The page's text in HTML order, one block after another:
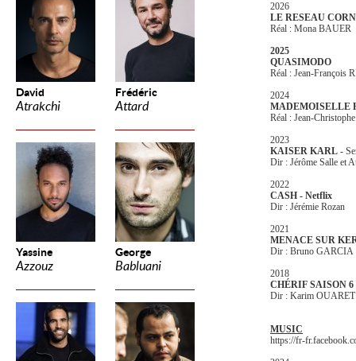
David
Atrakchi
Frédéric
Attard
Yassine
Azzouz
George
Babluani
2026
LE RESEAU
Réal : Mona BAUER
2025
QUASIMODO
Réal : Jean-François
2024
MADEMOISELLE
Réal : Jean-
2023
KAISER KARL -
Dir : Jérôme Salle et
2022
CASH - Netflix
Dir : Jérémie Rozan
2021
MENACE SUR
Dir : Bruno GARCIA
2018
CHÉRIF SAISON 6
Dir : Karim OUARET
MUSIC
https://fr-